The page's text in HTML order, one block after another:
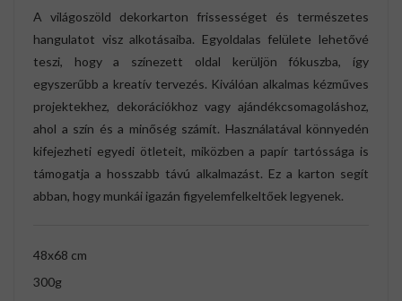
A világoszöld dekorkarton frissességet és természetes
hangulatot visz alkotásaiba. Egyoldalas felülete lehetővé
teszi, hogy a színezett oldal kerüljön fókuszba, így
egyszerűbb a kreatív tervezés. Kiválóan alkalmas kézműves
projektekhez, dekorációkhoz vagy ajándékcsomagoláshoz,
ahol a szín és a minőség számít. Használatával könnyedén
kifejezheti egyedi ötleteit, miközben a papír tartóssága is
támogatja a hosszabb távú alkalmazást. Ez a karton segít
abban, hogy munkái igazán figyelemfelkeltőek legyenek.
48x68 cm
300g